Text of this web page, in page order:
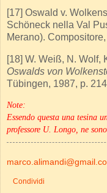
[17] Oswald v.
Schöneck nella Val
Merano).
[18] W. Weiß, N. Wolf,
Oswalds von
Tübingen, 1987, p.
Note:
Essendo questa una tesina
professore U. Longo, ne
Condividi